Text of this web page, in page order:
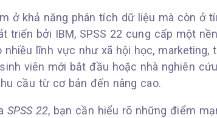
ở khả năng phân tích dữ liệu mà còn ở
triển bởi IBM, SPSS 22 cung cấp một
lĩnh vực như xã hội học, marketing,
viên mới bắt đầu hoặc nhà nghiên
cầu từ cơ bản đến nâng cao.
SPSS 22, bạn cần hiểu rõ những điểm